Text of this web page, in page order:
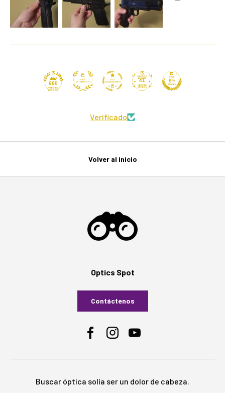
660
41
Verificado
Volver al inicio
Optics Spot
Contáctenos
FacebookInstagramYouTube
Buscar óptica solía ser un dolor de cabeza.